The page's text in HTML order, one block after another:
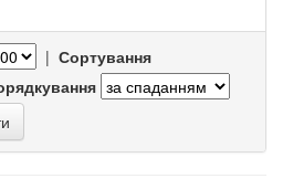
| Сортування